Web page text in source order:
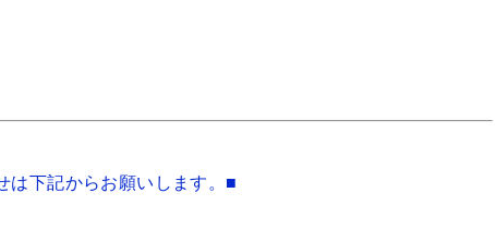
は下記からお願いします。■